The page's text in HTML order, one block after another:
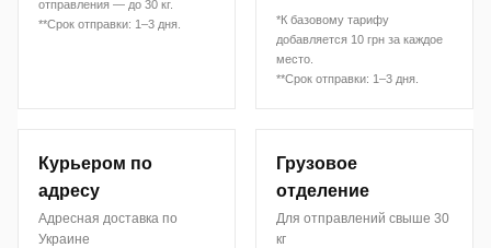
отправления — до 30 кг.
**Срок отправки: 1–3 дня.
*К базовому тарифу
добавляется 10 грн за каждое
место.
**Срок отправки: 1–3 дня.
Курьером по
адресу
Адресная доставка по
Украине
Грузовое
отделение
Для отправлений свыше 30
кг